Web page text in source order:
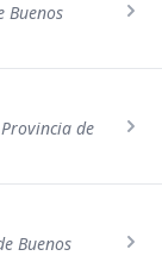
Buenos
de
Buenos